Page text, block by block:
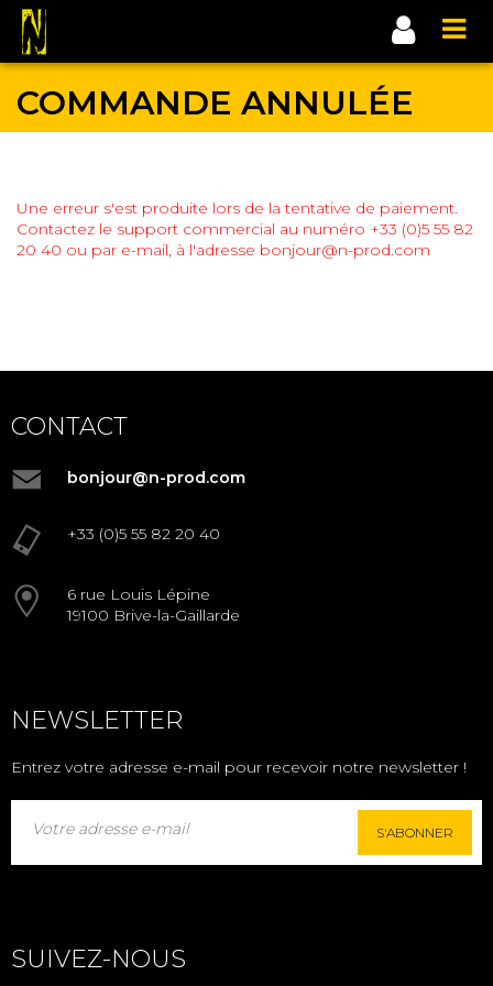
COMMANDE ANNULÉE
Une erreur s'est produite lors de la tentative de paiement.
Contactez le support commercial au numéro +33 (0)5 55 82
20 40 ou par e-mail, à l'adresse bonjour@n-prod.com
CONTACT
bonjour@n-prod.com
+33 (0)5 55 82 20 40
6 rue Louis Lépine
19100 Brive-la-Gaillarde
NEWSLETTER
Entrez votre adresse e-mail pour recevoir notre newsletter !
S'ABONNER
SUIVEZ-NOUS